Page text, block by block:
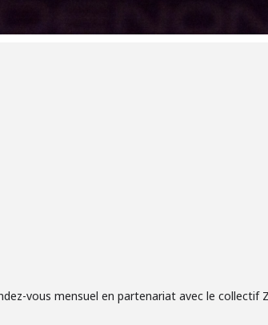
vous mensuel en partenariat avec le collectif